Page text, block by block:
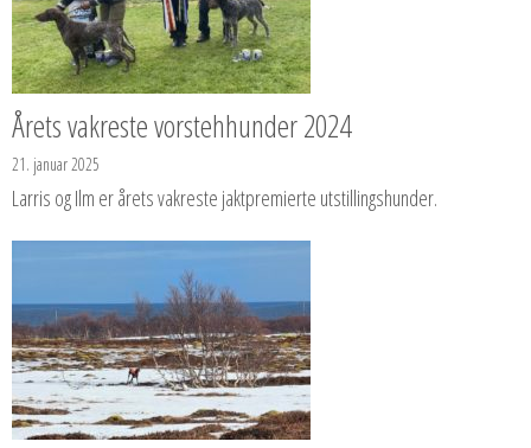
Årets vakreste vorstehhunder 2024
21. januar 2025
Larris og Ilm er årets vakreste jaktpremierte utstillingshunder.